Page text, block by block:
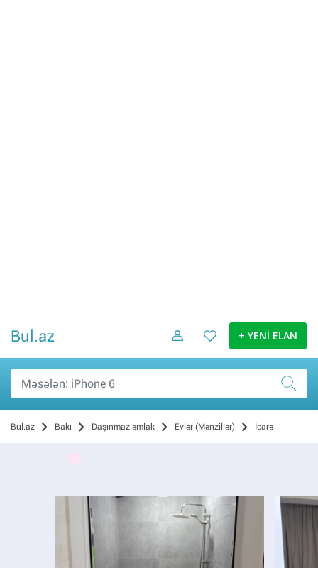
Bul.az + YENİ ELAN
Bul.az Bakı Daşınmaz əmlak Evlər (Mənzillər) İcarə